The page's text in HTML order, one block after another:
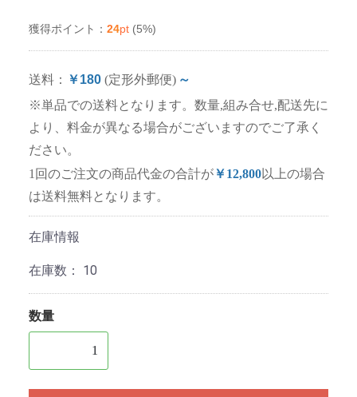
獲得ポイント： 24pt (5%)
送料： ￥180 (定形外郵便) ～
※単品での送料となります。数量,組み合せ,配送先に
より、料金が異なる場合がございますのでご了承く
ださい。
1回のご注文の商品代金の合計が￥12,800以上の場合
は送料無料となります。
在庫情報
在庫数： 10
数量
1個以上の数量を入力してください